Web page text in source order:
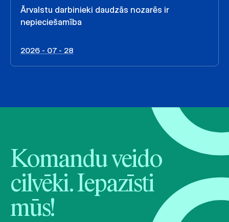
Ārvalstu darbinieki daudzās nozarēs ir
nepieciešamība
2026 - 07 - 28
Komandu veido
cilvēki. Iepazīsti
mūs!